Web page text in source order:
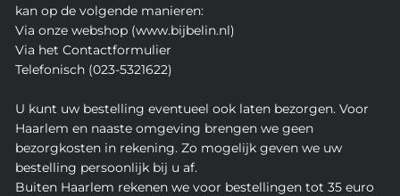
kan op de volgende manieren:
Via onze webshop (www.bijbelin.nl)
Via het Contactformulier
Telefonisch (023-5321622)
U kunt uw bestelling eventueel ook laten bezorgen. Voor
Haarlem en naaste omgeving brengen we geen
bezorgkosten in rekening. Zo mogelijk geven we uw
bestelling persoonlijk bij u af.
Buiten Haarlem rekenen we voor bestellingen tot 35 euro